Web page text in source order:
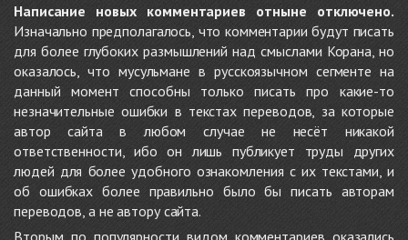
Написание новых комментариев отныне отключено.
Изначально предполагалось, что комментарии будут писать
для более глубоких размышлений над смыслами Корана, но
оказалось, что мусульмане в русскоязычном сегменте на
данный момент способны только писать про какие-то
незначительные ошибки в текстах переводов, за которые
автор сайта в любом случае не несёт никакой
ответственности, ибо он лишь публикует труды других
людей для более удобного ознакомления с их текстами, и
об ошибках более правильно было бы писать авторам
переводов, а не автору сайта.
Вторым по популярности видом комментариев оказались